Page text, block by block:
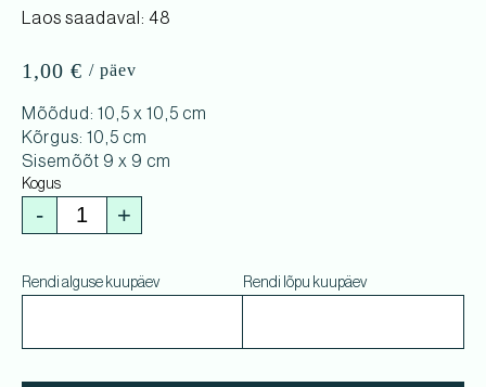
Laos saadaval: 48
1,00 €
Mõõdud: 10,5 x 10,5 cm
Kõrgus: 10,5 cm
Sisemõõt 9 x 9 cm
- +
Rendi alguse kuupäev Rendi lõpu kuupäev